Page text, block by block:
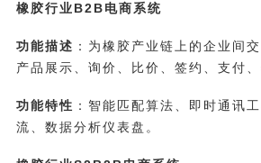
橡胶行业B2B电商系统
功能描述 ：为橡胶产业链上的企业间
产品展示、询价、比价、签约、支付
功能特性 ：智能匹配算法、即时通讯
流、数据分析仪表盘。